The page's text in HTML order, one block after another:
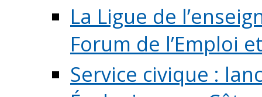
La Ligue de
Forum de l’Emploi
Service civique :